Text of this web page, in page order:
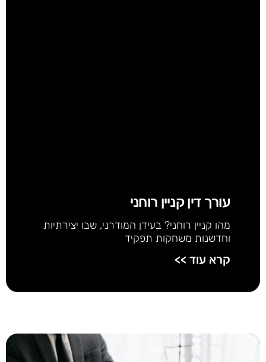
עורך דין קניין רוחני
מהו קניין רוחני? בעידן המודרני, שבו יצירתיות
וחדשנות משחקות תפקיד
קרא עוד >>